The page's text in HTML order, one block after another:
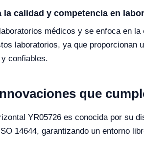
la calidad y competencia en
médicos y se enfoca en
laboratorios, ya que
confiables.
que
YR05726 es conocida por su
14644, garantizando un entorno